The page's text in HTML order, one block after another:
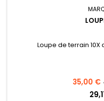
Loupe de terrain 10X
Prix
35,00 €